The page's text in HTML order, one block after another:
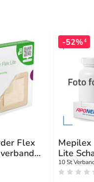
Flex
-52%4
Mepilex
Lite
10x10
10 St